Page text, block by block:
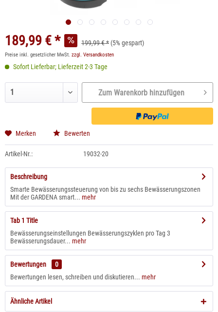
189,99 € * 199,99 € * (5% gespart)
Preise inkl. gesetzlicher MwSt. zzgl. Versandkosten
Sofort Lieferbar; Lieferzeit 2-3 Tage
Zum Warenkorb hinzufügen
Merken Bewerten
Artikel-Nr.: 19032-20
Beschreibung
Smarte Bewässerungssteuerung von bis zu sechs Bewässerungszonen
Mit der GARDENA smart... mehr
Tab 1 Title
Bewässerungseinstellungen Bewässerungszyklen pro Tag 3
Bewässerungsdauer... mehr
Bewertungen
0
Bewertungen lesen, schreiben und diskutieren... mehr
Ähnliche Artikel